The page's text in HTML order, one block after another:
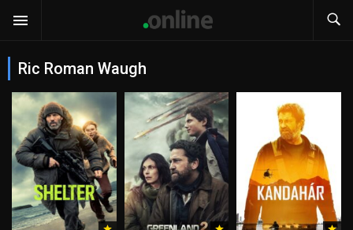
Ric Roman Waugh